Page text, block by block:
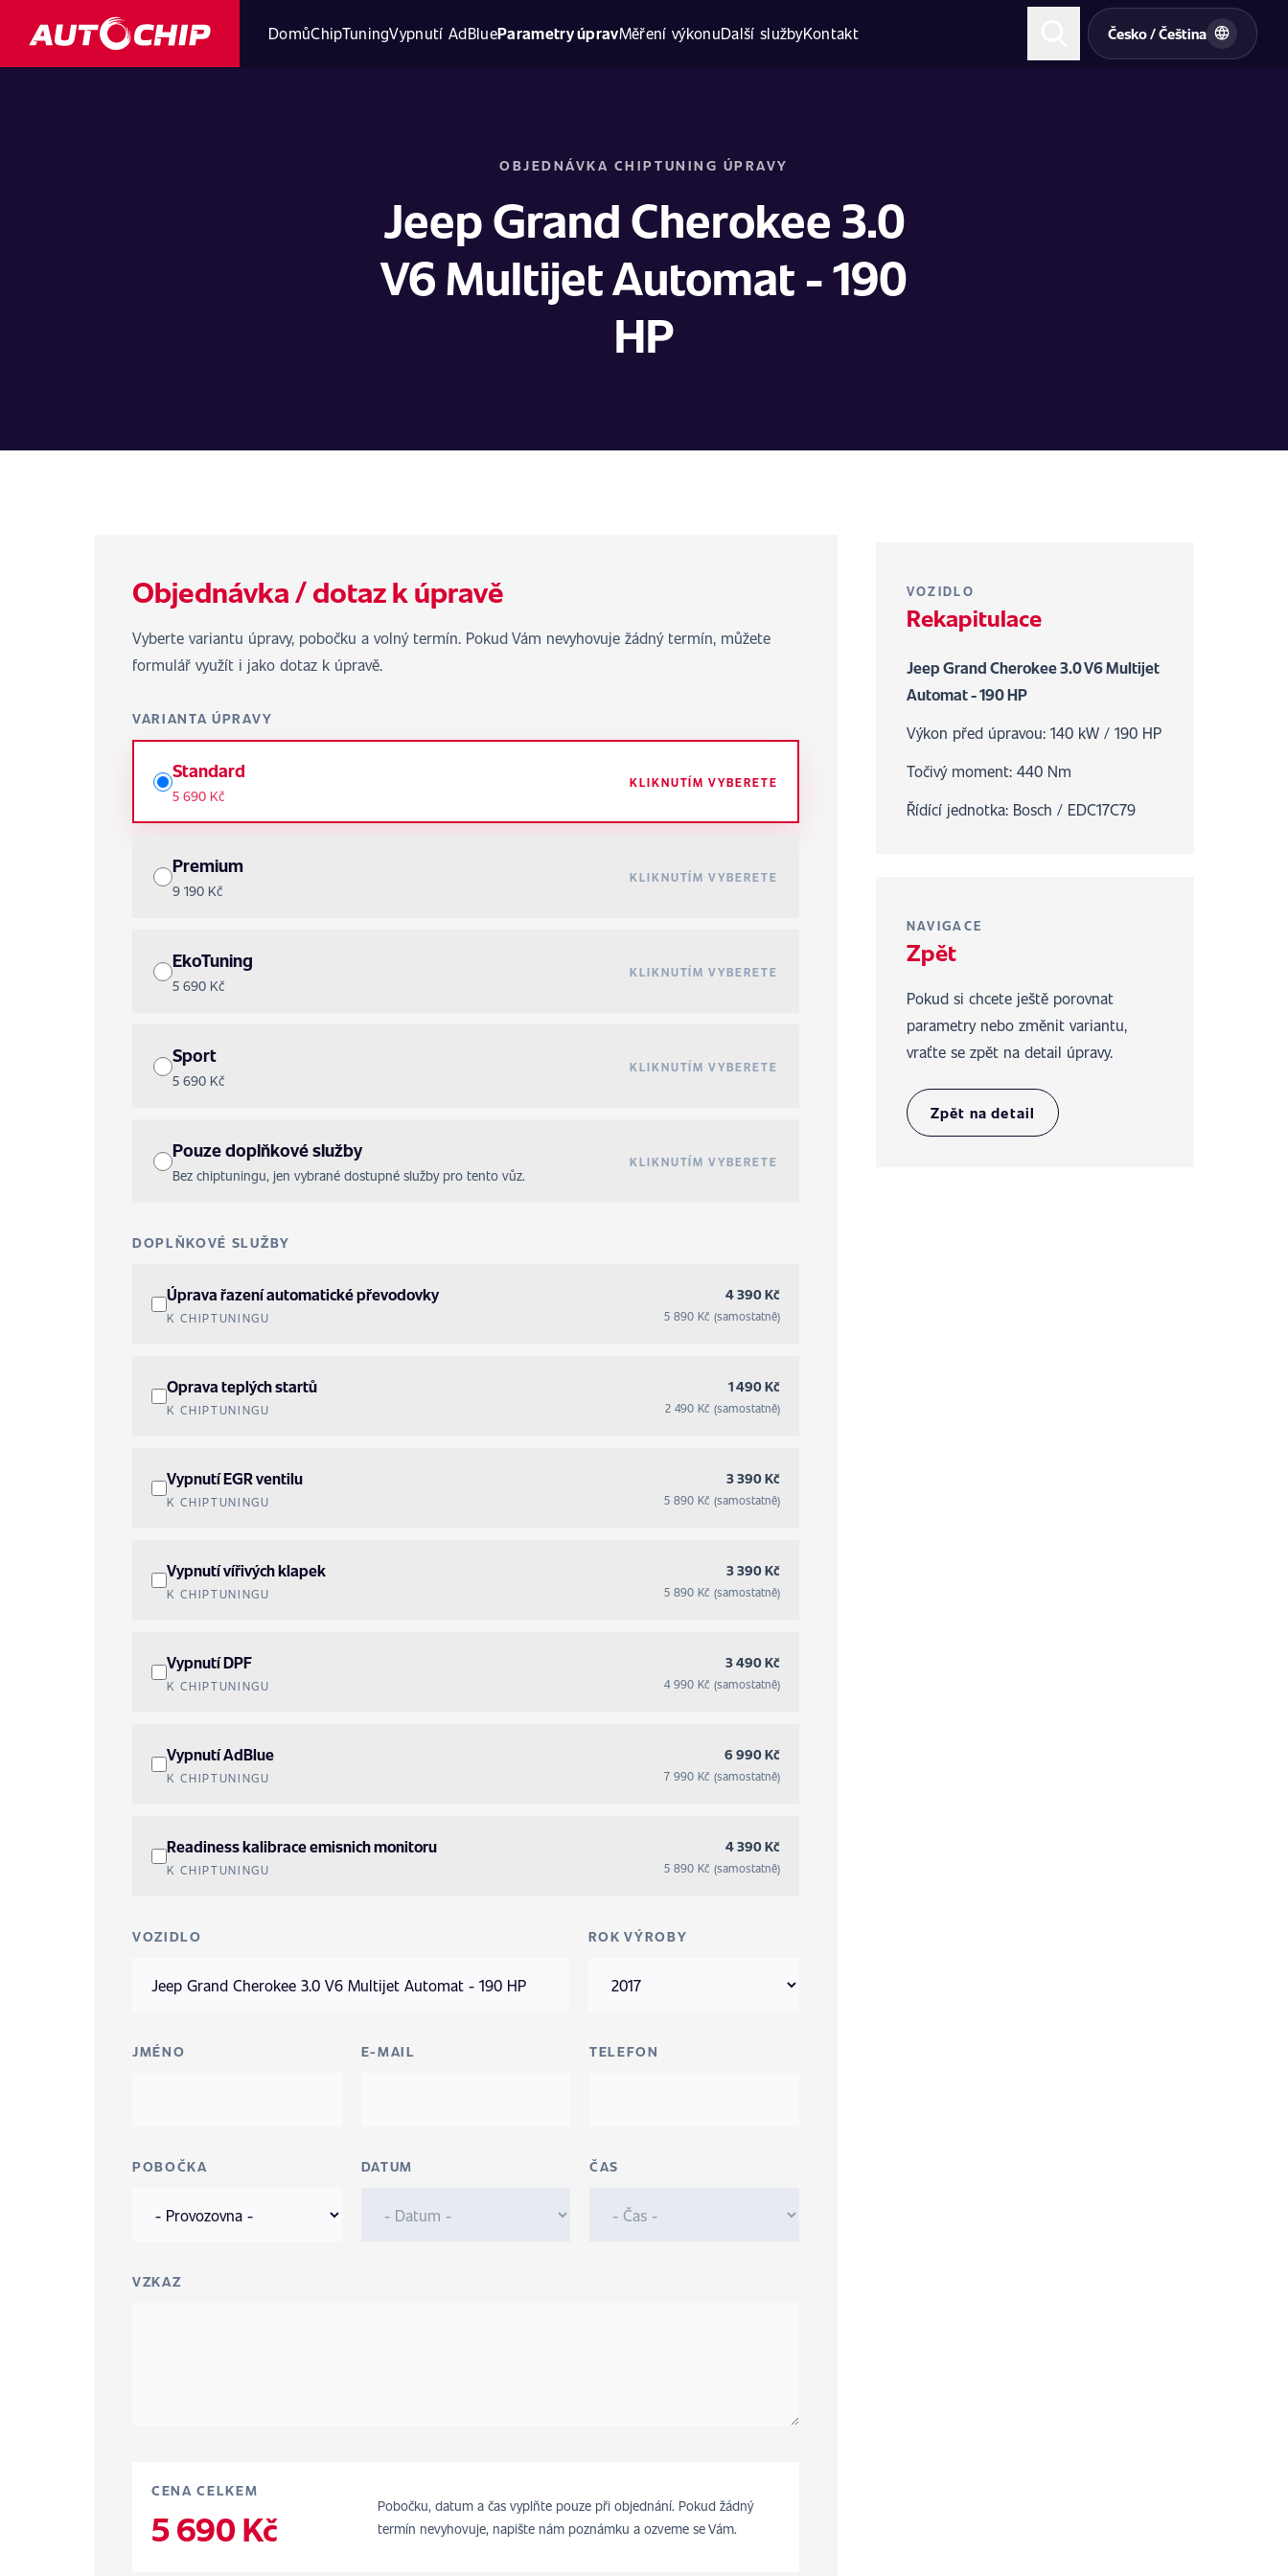
DomůChipTuningVypnutí AdBlueParametry úpravMěření výkonuDalší službyKontakt Česko / Čeština
OBJEDNÁVKA CHIPTUNING ÚPRAVY
Jeep Grand Cherokee 3.0
V6 Multijet Automat - 190
HP
Objednávka / dotaz k úpravě
Vyberte variantu úpravy, pobočku a volný termín. Pokud Vám nevyhovuje žádný termín, můžete
formulář využít i jako dotaz k úpravě.
VARIANTA ÚPRAVY
Standard
5 690 Kč
KLIKNUTÍM VYBERETE
Premium
9 190 Kč
KLIKNUTÍM VYBERETE
EkoTuning
5 690 Kč
KLIKNUTÍM VYBERETE
Sport
5 690 Kč
KLIKNUTÍM VYBERETE
Pouze doplňkové služby
Bez chiptuningu, jen vybrané dostupné služby pro tento vůz.
KLIKNUTÍM VYBERETE
DOPLŇKOVÉ SLUŽBY
Úprava řazení automatické převodovky
K CHIPTUNINGU
4 390 Kč
5 890 Kč (samostatně)
Oprava teplých startů
K CHIPTUNINGU
1 490 Kč
2 490 Kč (samostatně)
Vypnutí EGR ventilu
K CHIPTUNINGU
3 390 Kč
5 890 Kč (samostatně)
Vypnutí vířivých klapek
K CHIPTUNINGU
3 390 Kč
5 890 Kč (samostatně)
Vypnutí DPF
K CHIPTUNINGU
3 490 Kč
4 990 Kč (samostatně)
Vypnutí AdBlue
K CHIPTUNINGU
6 990 Kč
7 990 Kč (samostatně)
Readiness kalibrace emisnich monitoru
K CHIPTUNINGU
4 390 Kč
5 890 Kč (samostatně)
VOZIDLO ROK VÝROBY
JMÉNO E-MAIL TELEFON
POBOČKA DATUM ČAS
VZKAZ
CENA CELKEM
5 690 Kč
Pobočku, datum a čas vyplňte pouze při objednání. Pokud žádný
termín nevyhovuje, napište nám poznámku a ozveme se Vám.
VOZIDLO
Rekapitulace
Jeep Grand Cherokee 3.0 V6 Multijet
Automat - 190 HP
Výkon před úpravou: 140 kW / 190 HP
Točivý moment: 440 Nm
Řídící jednotka: Bosch / EDC17C79
NAVIGACE
Zpět
Pokud si chcete ještě porovnat
parametry nebo změnit variantu,
vraťte se zpět na detail úpravy.
Zpět na detail